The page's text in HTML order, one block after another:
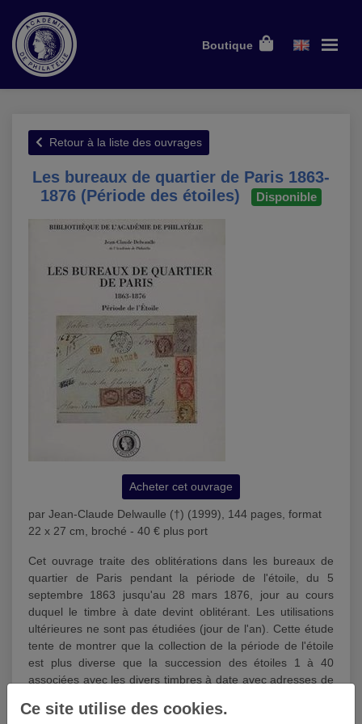
Boutique
Retour à la liste des ouvrages
Les bureaux de quartier de Paris 1863-
1876 (Période des étoiles)
Disponible
Acheter cet ouvrage
par Jean-Claude Delwaulle (†) (1999), 144 pages, format
22 x 27 cm, broché - 40 € plus port
Cet ouvrage traite des oblitérations dans les bureaux de
quartier de Paris pendant la période de l'étoile, du 5
septembre 1863 jusqu'au 28 mars 1876, jour au cours
duquel le timbre à date devint oblitérant. Les utilisations
ultérieures ne sont pas étudiées (jour de l'an). Cette étude
tente de montrer que la collection de la période de l'étoile
est plus diverse que la succession des étoiles 1 à 40
associées avec les divers timbres à date avec adresses de
d'étoiles. Une telle étude ne doit pas être occultée mais on
Ce site utilise des cookies.